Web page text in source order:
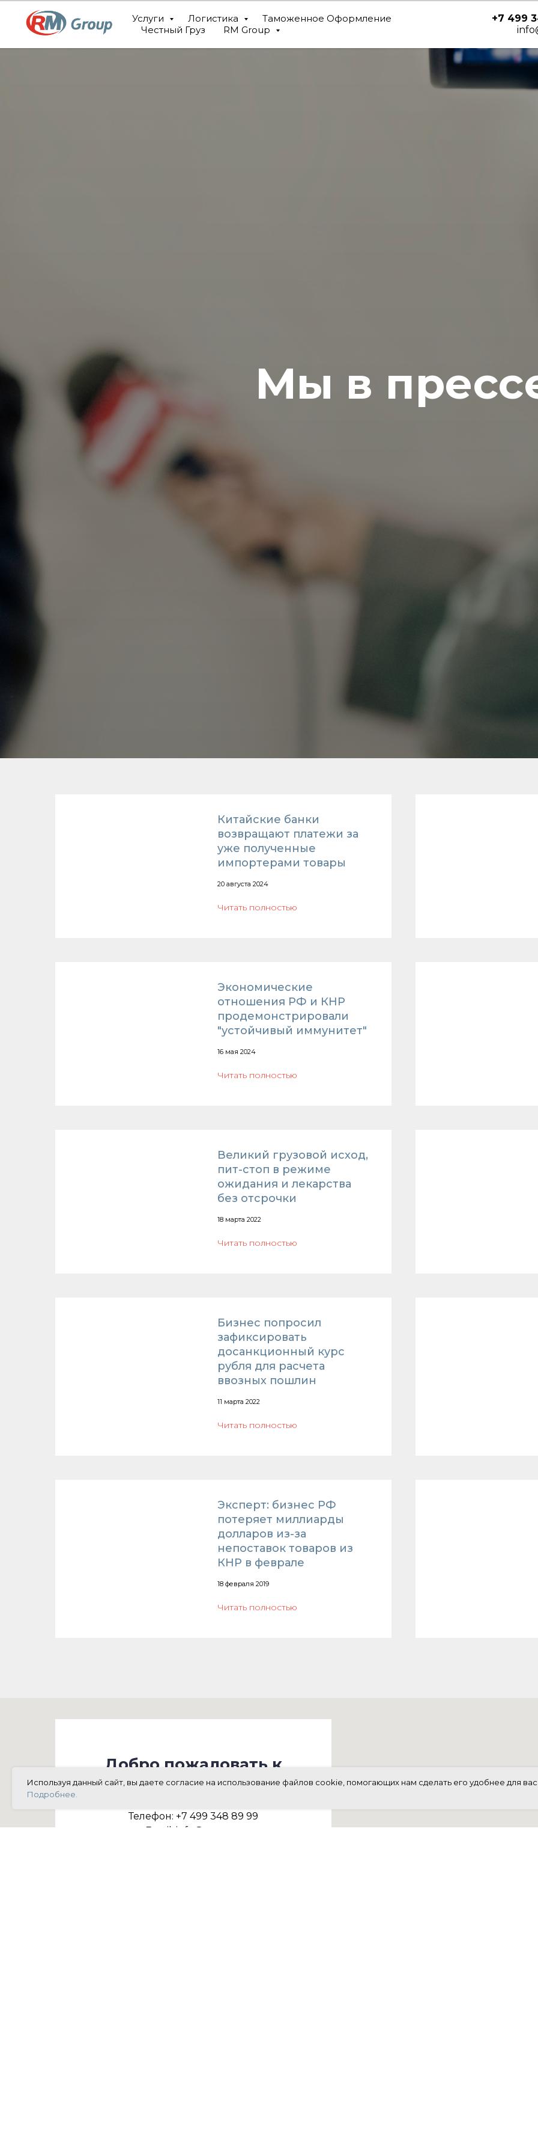
Услуги Логистика
Таможенное Оформление
Честный Груз
RM Group
+7 499
Используя данный сайт, вы даете согласие на использование файлов cookie, помогающих нам сделать его удобнее для
Подробнее.
Мы в
Китайские банки
возвращают платежи за
уже полученные
импортерами товары
20 августа 2024
Читать полностью
Экономические
отношения РФ и КНР
продемонстрировали
"устойчивый иммунитет"
16 мая 2024
Читать полностью
Великий грузовой исход,
пит-стоп в режиме
ожидания и лекарства
без отсрочки
18 марта 2022
Читать полностью
Бизнес попросил
зафиксировать
досанкционный курс
рубля для расчета
ввозных пошлин
11 марта 2022
Читать полностью
Эксперт: бизнес РФ
потеряет миллиарды
долларов из-за
непоставок товаров из
КНР в феврале
18 февраля 2019
Читать полностью
Добро пожаловать к
нам в офис!
Телефон: +7 499 348 89 99
Email: info@rmgr.ru